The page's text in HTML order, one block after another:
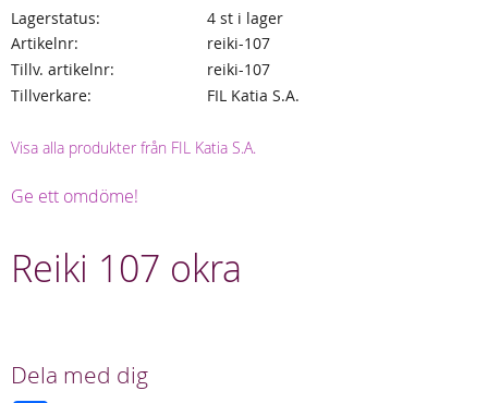
Lagerstatus
4 st i lager
Artikelnr
reiki-107
Tillv. artikelnr
reiki-107
Tillverkare
FIL Katia S.A.
Visa alla produkter från FIL Katia S.A.
Ge ett omdöme!
Reiki 107 okra
Dela med dig